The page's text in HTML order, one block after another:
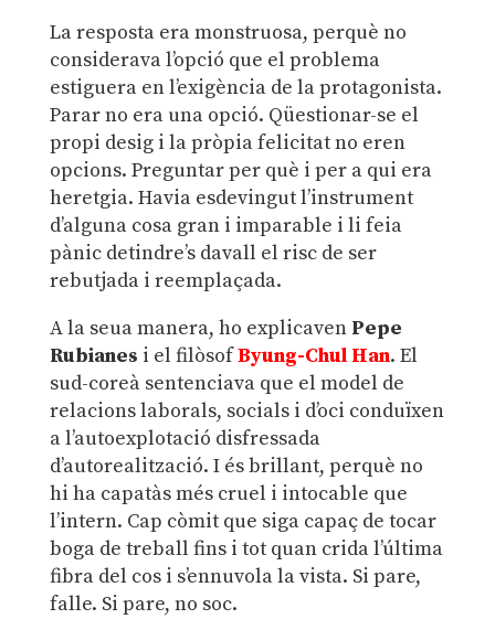
La resposta era monstruosa, perquè no
considerava l’opció que el problema
estiguera en l’exigència de la protagonista.
Parar no era una opció. Qüestionar-se el
propi desig i la pròpia felicitat no eren
opcions. Preguntar per què i per a qui era
heretgia. Havia esdevingut l’instrument
d’alguna cosa gran i imparable i li feia
pànic detindre’s davall el risc de ser
rebutjada i reemplaçada.
A la seua manera, ho explicaven Pepe
Rubianes i el filòsofByung-Chul Han. El
sud-coreà sentenciava que el model de
relacions laborals, socials i d’oci conduïxen
a l’autoexplotació disfressada
d’autorealització. I és brillant, perquè no
hi ha capatàs més cruel i intocable que
l’intern. Cap còmit que siga capaç de tocar
boga de treball fins i tot quan crida l’última
fibra del cos i s’ennuvola la vista. Si pare,
falle. Si pare, no soc.